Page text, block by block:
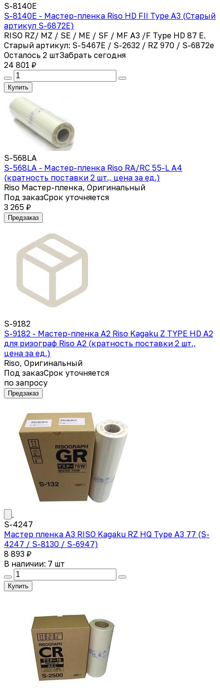
S-8140Е
S-8140E - Мастер-пленка Riso HD FII Type A3 (Старый
артикул S-6872E)
RISO RZ/ MZ / SE / ME / SF / MF A3 /F Type HD 87 E.
Старый артикул: S-5467E / S-2632 / RZ 970 / S-6872e
Осталось 2 штЗабрать сегодня
24 801 ₽
Купить
S-568LA
S-568LA - Мастер-пленка Riso RA/RC 55-L A4
(кратность поставки 2 шт., цена за ед.)
Riso Мастер-пленка, Оригинальный
Под заказСрок уточняется
3 265 ₽
Предзаказ
S-9182
S-9182 - Мастер-пленка A2 Riso Kagaku Z TYPE HD A2
для ризограф Riso A2 (кратность поставки 2 шт.,
цена за ед.)
Riso, Оригинальный
Под заказСрок уточняется
по запросу
Предзаказ
S-4247
Мастер пленка A3 RISO Kagaku RZ HQ Type A3 77 (S-
4247 / S-8130 / S-6947)
8 893 ₽
В наличии: 7 шт
Купить